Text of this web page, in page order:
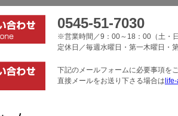
0545-51-7030
※営業時間／9：00～18：00（土・
定休日／毎週水曜日・第一木曜日・
下記のメールフォームに必要事項を
直接メールをお送り下さる場合は